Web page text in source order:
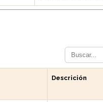
Descrición